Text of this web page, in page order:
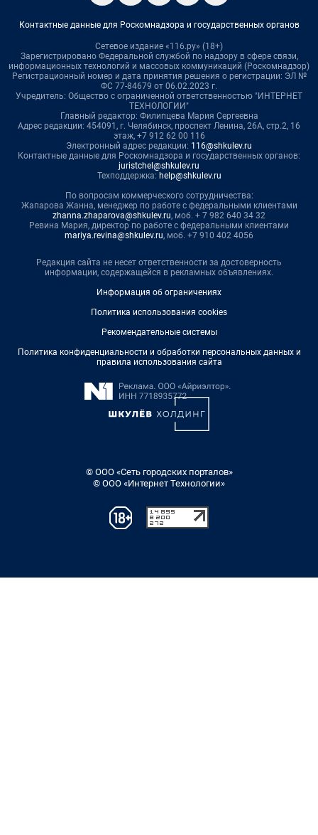
Контактные данные для Роскомнадзора и государственных органов
Сетевое издание «116.ру» (18+)
Зарегистрировано Федеральной службой по надзору в сфере связи,
информационных технологий и массовых коммуникаций (Роскомнадзор)
Регистрационный номер и дата принятия решения о регистрации: ЭЛ №
ФС 77-84679 от 06.02.2023 г.
Учредитель: Общество с ограниченной ответственностью "ИНТЕРНЕТ
ТЕХНОЛОГИИ"
Главный редактор: Филипцева Мария Сергеевна
Адрес редакции: 454091, г. Челябинск, проспект Ленина, 26А, стр.2, 16
этаж, +7 912 62 00 116
Электронный адрес редакции: 116@shkulev.ru
Контактные данные для Роскомнадзора и государственных органов:
juristchel@shkulev.ru
Техподдержка: help@shkulev.ru
По вопросам коммерческого сотрудничества:
Жапарова Жанна, менеджер по работе с федеральными клиентами
zhanna.zhaparova@shkulev.ru, моб. + 7 982 640 34 32
Ревина Мария, директор по работе с федеральными клиентами
mariya.revina@shkulev.ru, моб. +7 910 402 4056
Редакция сайта не несет ответственности за достоверность
информации, содержащейся в рекламных объявлениях.
Информация об ограничениях
Политика использования cookies
Рекомендательные системы
Политика конфиденциальности и обработки персональных данных и
правила использования сайта
© ООО «Сеть городских порталов»
© ООО «Интернет Технологии»